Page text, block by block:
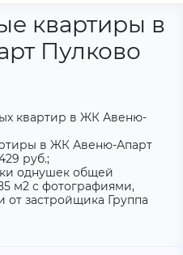
квартиры в
Пулково
квартир в ЖК Авеню-
в ЖК Авеню-Апарт
руб.;
однушек общей
м2 с фотографиями,
от застройщика Группа